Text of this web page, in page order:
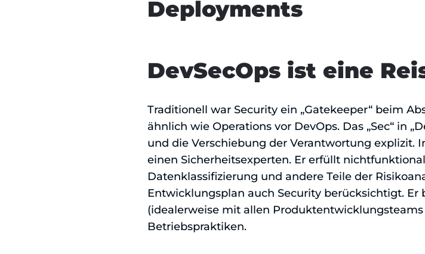
Deployments
DevSecOps ist eine
Traditionell war Security ein „Gatekeeper“ beim
ähnlich wie Operations vor DevOps. Das „Sec“ in
und die Verschiebung der Verantwortung explizit.
einen Sicherheitsexperten. Er erfüllt
Datenklassifizierung und andere Teile der
Entwicklungsplan auch Security berücksichtigt.
(idealerweise mit allen
Betriebspraktiken.